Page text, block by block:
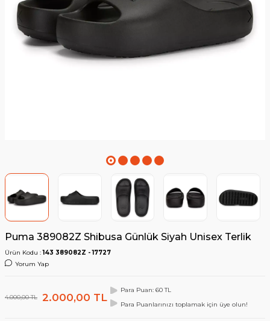
Puma 389082Z Shibusa Günlük Siyah Unisex Terlik
Ürün Kodu :143 389082Z - 17727
Yorum Yap
4.000,00TL 2.000,00 TL
Para Puan: 60 TL
Para Puanlarınızı toplamak için üye olun!